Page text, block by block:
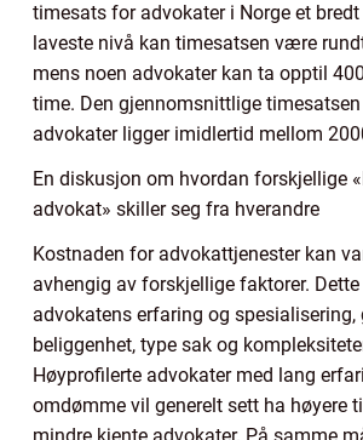
timesats for advokater i Norge et bredt
laveste nivå kan timesatsen være
mens noen advokater kan ta opptil
time. Den gjennomsnittlige
advokater ligger imidlertid mellom
En diskusjon om hvordan forskjellige
advokat» skiller seg fra hverandre
Kostnaden for advokattjenester kan
avhengig av forskjellige faktorer.
advokatens erfaring og spesialisering,
beliggenhet, type sak og
Høyprofilerte advokater med lang
omdømme vil generelt sett ha høyere